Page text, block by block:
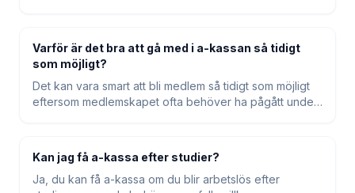
kassor kräva att du först får jobberfarenhet innan du
kan bli medlem.
Varför är det bra att gå med i a-kassan så tidigt
som möjligt?
Det kan vara smart att bli medlem så tidigt som möjligt
eftersom medlemskapet ofta behöver ha pågått under
tidigare du går med, desto bättre kan du hinna uppfylla
medlemsvillkoren.
Kan jag få a-kassa efter studier?
Ja, du kan få a-kassa om du blir arbetslös efter